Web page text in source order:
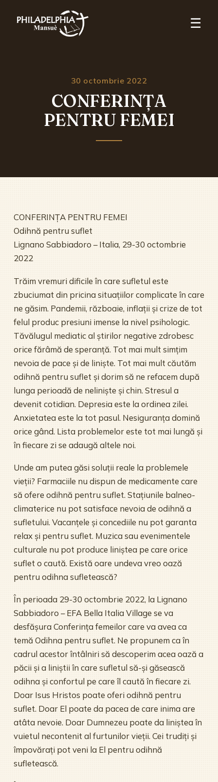
☰
30 octombrie 2022
CONFERINȚA
PENTRU FEMEI
CONFERINȚA PENTRU FEMEI
Odihnă pentru suflet
Lignano Sabbiadoro – Italia, 29-30 octombrie
2022
Trăim vremuri dificile în care sufletul este
zbuciumat din pricina situațiilor complicate în care
ne găsim. Pandemii, războaie, inflații și crize de tot
felul produc presiuni imense la nivel psihologic.
Tăvălugul mediatic al știrilor negative zdrobesc
orice fărâmă de speranță. Tot mai mult simțim
nevoia de pace și de liniște. Tot mai mult căutăm
odihnă pentru suflet și dorim să ne refacem după
lunga perioadă de neliniște și chin. Stresul a
devenit cotidian. Depresia este la ordinea zilei.
Anxietatea este la tot pasul. Nesiguranța domină
orice gând. Lista problemelor este tot mai lungă și
în fiecare zi se adaugă altele noi.
Unde am putea găsi soluții reale la problemele
vieții? Farmaciile nu dispun de medicamente care
să ofere odihnă pentru suflet. Stațiunile balneo-
climaterice nu pot satisface nevoia de odihnă a
sufletului. Vacanțele și concediile nu pot garanta
relax și pentru suflet. Muzica sau evenimentele
culturale nu pot produce liniștea pe care orice
suflet o caută. Există oare undeva vreo oază
pentru odihna sufletească?
În perioada 29-30 octombrie 2022, la Lignano
Sabbiadoro – EFA Bella Italia Village se va
desfășura Conferința femeilor care va avea ca
temă Odihna pentru suflet. Ne propunem ca în
cadrul acestor întâlniri să descoperim acea oază a
păcii și a liniștii în care sufletul să-și găsească
odihna și confortul pe care îl caută în fiecare zi.
Doar Isus Hristos poate oferi odihnă pentru
suflet. Doar El poate da pacea de care inima are
atâta nevoie. Doar Dumnezeu poate da liniștea în
vuietul necontenit al furtunilor vieții. Cei trudiți și
împovărați pot veni la El pentru odihnă
sufletească.